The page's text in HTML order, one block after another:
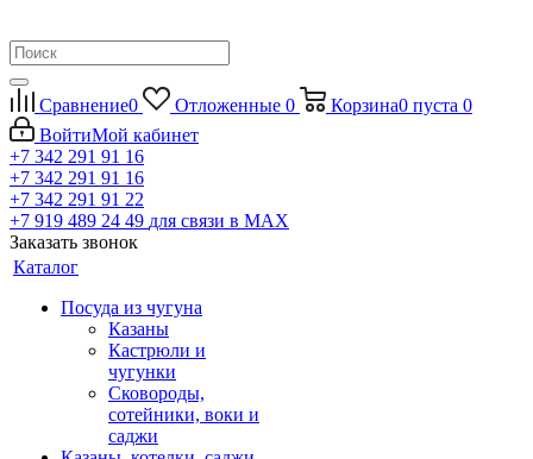
Сравнение0 Отложенные 0 Корзина0 пуста 0
ВойтиМой кабинет
+7 342 291 91 16
+7 342 291 91 16
+7 342 291 91 22
+7 919 489 24 49 для связи в МАХ
Заказать звонок
Каталог
Посуда из чугуна
Казаны
Кастрюли и
чугунки
Сковороды,
сотейники, воки и
саджи